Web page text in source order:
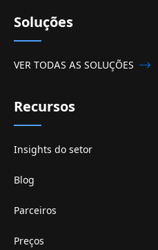
Soluções
VER TODAS AS SOLUÇÕES
Recursos
Insights do setor
Blog
Parceiros
Preços